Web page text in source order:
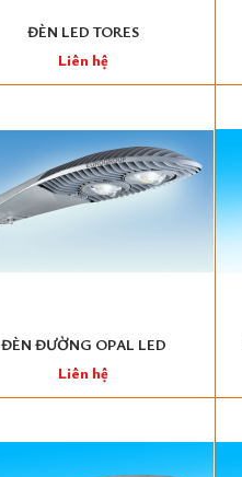
ĐÈN LED TORES
Liên hệ
ĐÈN ĐƯỜNG OPAL LED
Liên hệ